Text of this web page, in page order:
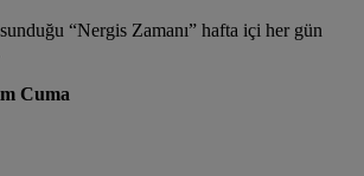
“Nergis Zamanı” hafta içi her gün
Cuma